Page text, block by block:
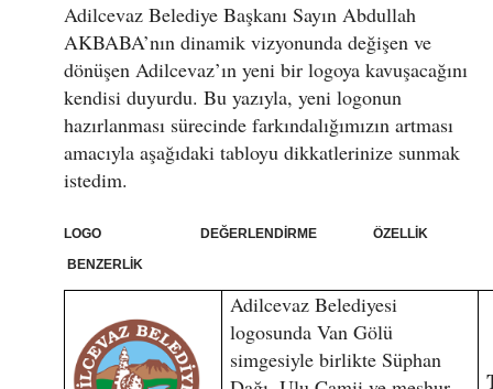
Adilcevaz Belediye Başkanı Sayın Abdullah
AKBABA’nın dinamik vizyonunda değişen ve
dönüşen Adilcevaz’ın yeni bir logoya kavuşacağını
kendisi duyurdu. Bu yazıyla, yeni logonun
hazırlanması sürecinde farkındalığımızın artması
amacıyla aşağıdaki tabloyu dikkatlerinize sunmak
istedim.
LOGO DEĞERLENDİRME ÖZELLİK
BENZERLİK
Adilcevaz Belediyesi
logosunda Van Gölü
simgesiyle birlikte Süphan